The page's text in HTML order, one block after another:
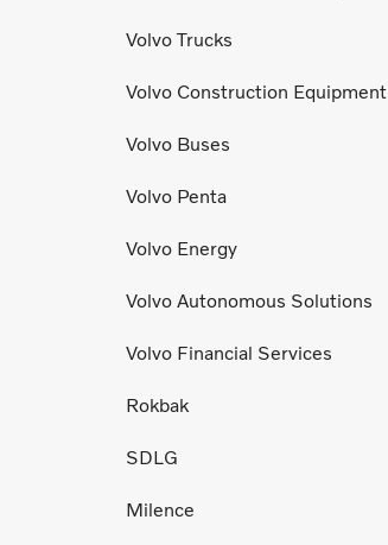
Volvo Trucks
Volvo Construction Equipment
Volvo Buses
Volvo Penta
Volvo Energy
Volvo Autonomous Solutions
Volvo Financial Services
Rokbak
SDLG
Milence